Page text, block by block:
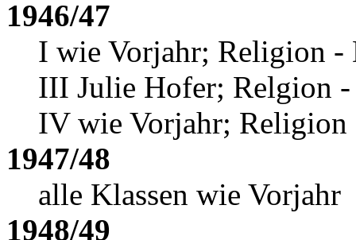
1946/47
I wie Vorjahr; Religion -
III Julie Hofer; Relgion
IV wie Vorjahr; Religion
1947/48
alle Klassen wie Vorjahr
1948/49